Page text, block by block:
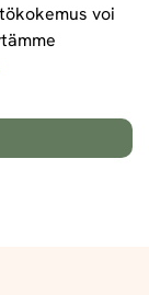
ja maksuehdot
voi